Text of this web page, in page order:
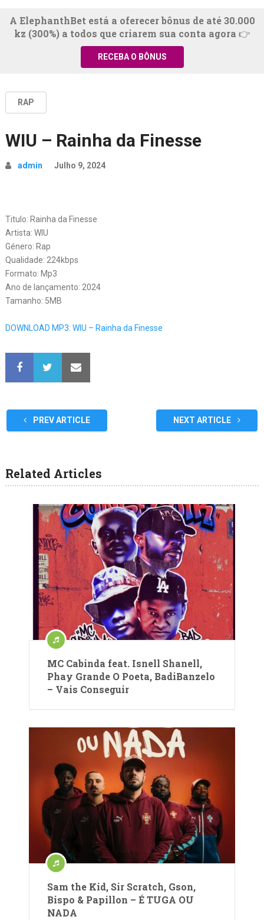
A ElephanthBet está a oferecer bônus de até 30.000
kz (300%) a todos que criarem sua conta agora 👉
RECEBA O BÔNUS
RAP
WIU – Rainha da Finesse
admin Julho 9, 2024
Titulo: Rainha da Finesse
Artista: WIU
Género: Rap
Qualidade: 224kbps
Formato: Mp3
Ano de lançamento: 2024
Tamanho: 5MB
DOWNLOAD MP3: WIU – Rainha da Finesse
PREV ARTICLE NEXT ARTICLE
Related Articles
MC Cabinda feat. Isnell Shanell,
Phay Grande O Poeta, BadiBanzelo
– Vais Conseguir
Sam the Kid, Sir Scratch, Gson,
Bispo & Papillon – É TUGA OU
NADA